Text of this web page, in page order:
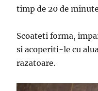
timp de 20 de
Scoateti forma,
si acoperiti-le cu
razatoare.